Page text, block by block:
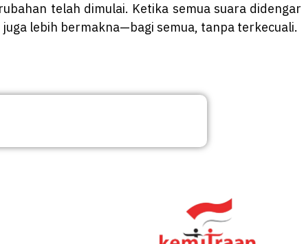
telah dimulai. Ketika semua suara
lebih bermakna—bagi semua, tanpa terkecuali.